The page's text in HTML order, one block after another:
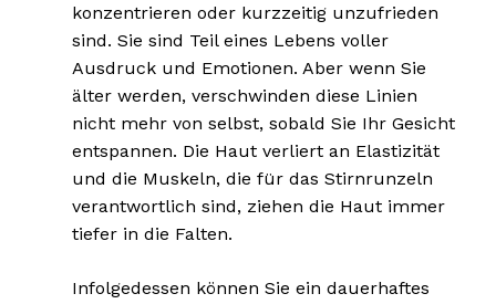
konzentrieren oder kurzzeitig unzufrieden
sind. Sie sind Teil eines Lebens voller
Ausdruck und Emotionen. Aber wenn Sie
älter werden, verschwinden diese Linien
nicht mehr von selbst, sobald Sie Ihr Gesicht
entspannen. Die Haut verliert an Elastizität
und die Muskeln, die für das Stirnrunzeln
verantwortlich sind, ziehen die Haut immer
tiefer in die Falten.
Infolgedessen können Sie ein dauerhaftes